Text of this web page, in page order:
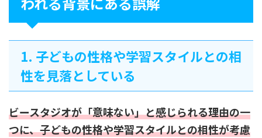
1. 子どもの性格や学習スタイルとの相
性を見落としている
ビースタジオが「意味ない」と感じられる理由の一
つに、子どもの性格や学習スタイルとの相性が考慮